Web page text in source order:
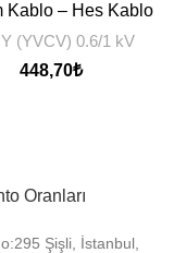
Kablo – Hes Kablo
(YVCV) 0.6/1 kV
448,70₺
Şişli, İstanbul,